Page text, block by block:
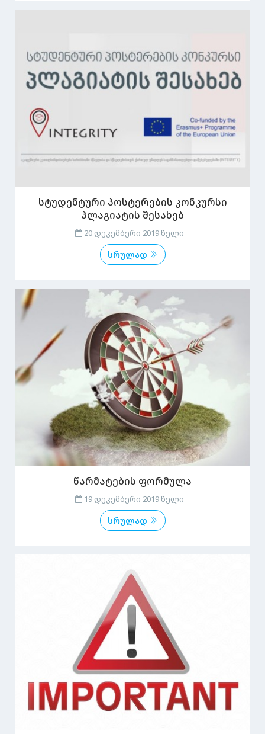
სტუდენტური პოსტერების კონკურსი
პლაგიატის შესახებ
20 დეკემბერი 2019 წელი
სრულად
წარმატების ფორმულა
19 დეკემბერი 2019 წელი
სრულად